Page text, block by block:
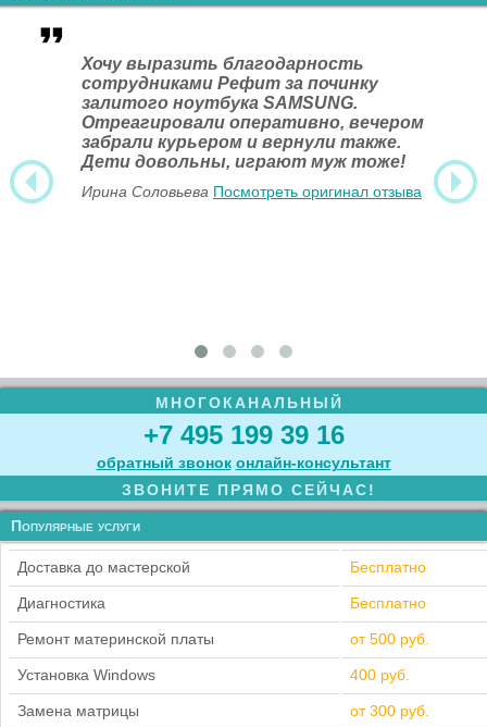
Хочу выразить благодарность
сотрудниками Рефит за починку
залитого ноутбука SAMSUNG.
Отреагировали оперативно, вечером
забрали курьером и вернули также.
Дети довольны, играют муж тоже!
Ирина Соловьева Посмотреть оригинал отзыва
МНОГОКАНАЛЬНЫЙ
+7 495 199 39 16
обратный звонок онлайн‑консультант
ЗВОНИТЕ ПРЯМО СЕЙЧАС!
Популярные услуги
Доставка до мастерской Бесплатно
Диагностика Бесплатно
Ремонт материнской платы от 500 руб.
Установка Windows 400 руб.
Замена матрицы от 300 руб.